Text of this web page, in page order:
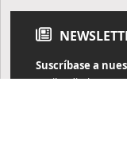
Suscríbase a
Reciba